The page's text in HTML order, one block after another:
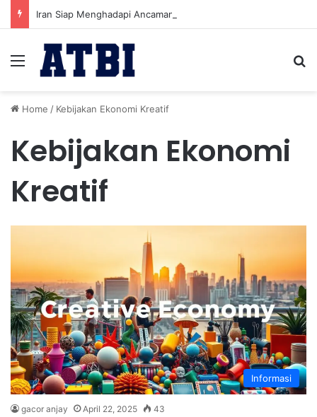
Menu
Home / Kebijakan Ekonomi Kreatif
Kebijakan Ekonomi
Kreatif
Informasi
gacor anjay April 22, 2025 43